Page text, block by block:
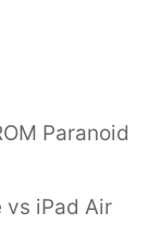
Paranoid
vs iPad Air